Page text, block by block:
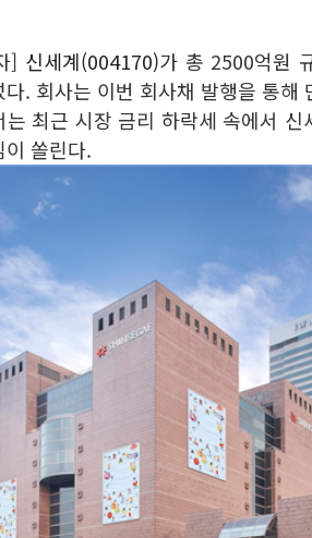
] 신세계(004170)가 총 2500억원
. 회사는 이번 회사채 발행을 통해
최근 시장 금리 하락세 속에서
쏠린다.